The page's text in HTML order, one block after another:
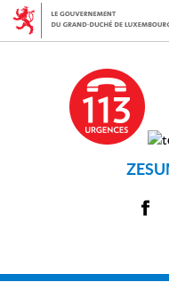
Aller
Aller